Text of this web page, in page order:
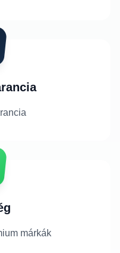
márkák